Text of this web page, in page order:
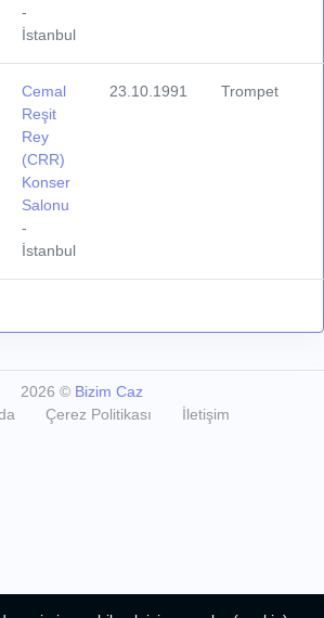
-
İstanbul
Cemal
Reşit
Rey
(CRR)
Konser
Salonu
-
İstanbul
23.10.1991 Trompet
2026 © Bizim Caz
Çerez Politikası İletişim